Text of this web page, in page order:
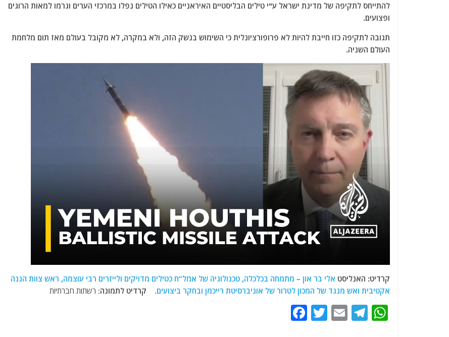
להתייחס לתקיפה של מדינת ישראל ע"י טילים הבליסטיים האיראניים כאילו הטילים נפלו במרכזי הערים וגרמו למאות הרוגים
ופצועים.
תגובה לתקיפה כזו חייבת להיות לא פרופורציונלית כי השימוש בנשק הזה, ולא במקרה, לא מקובל בעולם מאז תום מלחמת
העולם השניה.
קרדיט: האנליסט אלי בר און – מתמחה בכלכלה, טכנולוגיה של אמל”ח כטילים מדויקים ולייזרים רבי עוצמה, ראש צוות הגנה
אקטיבית ואש מנגד של המכון לטרור של אוניברסיטת רייכמן ובחקר ביצועים. קרדיט לתמונה: רשתות חברתיות
W
T
E
T